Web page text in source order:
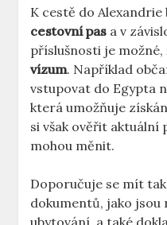
K cestě do
cestovní pas a v
příslušnosti je
vízum. Například
vstupovat do Egypta
která umožňuje
si však ověřit aktuální
mohou měnit.
Doporučuje se mít
dokumentů, jako jsou